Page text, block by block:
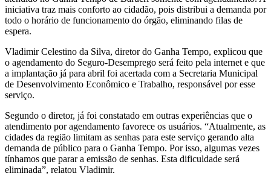
iniciativa traz mais conforto ao cidadão, pois distribui a demanda por
todo o horário de funcionamento do órgão, eliminando filas de
espera.
Vladimir Celestino da Silva, diretor do Ganha Tempo, explicou que
o agendamento do Seguro-Desemprego será feito pela internet e que
a implantação já para abril foi acertada com a Secretaria Municipal
de Desenvolvimento Econômico e Trabalho, responsável por esse
serviço.
Segundo o diretor, já foi constatado em outras experiências que o
atendimento por agendamento favorece os usuários. “Atualmente, as
cidades da região limitam as senhas para este serviço gerando alta
demanda de público para o Ganha Tempo. Por isso, algumas vezes
tínhamos que parar a emissão de senhas. Esta dificuldade será
eliminada”, relatou Vladimir.